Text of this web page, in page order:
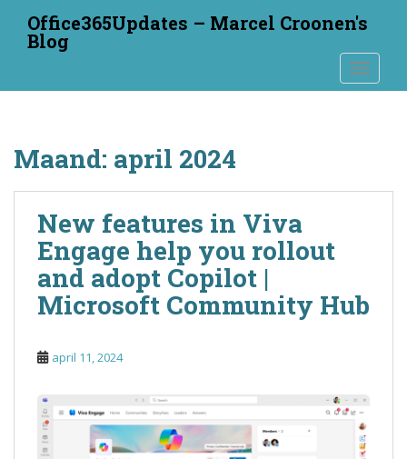
t
Office365Updates – Marcel Croonen's
Blog
Maand: april 2024
New features in Viva
Engage help you rollout
and adopt Copilot |
Microsoft Community Hub
april 11, 2024